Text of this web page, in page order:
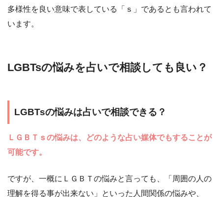
多様性を良い意味で表している「ｓ」であるとも言われて
います。
LGBTsの悩みを占いで相談しても良い？
LGBTsの悩みは占いで相談できる？
ＬＧＢＴｓの悩みは、どのような占い媒体でもすることが
可能です。
ですが、一概にＬＧＢＴの悩みと言っても、「周囲の人の
理解を得る事が出来ない」といった人間関係の悩みや、